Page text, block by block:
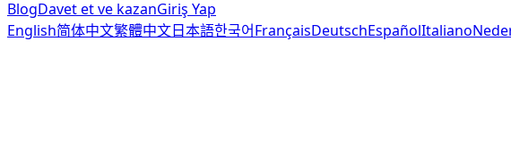
BlogDavet et ve kazanGiriş Yap
English简体中文繁體中文日本語한국어FrançaisDeutschEspañolItaliano